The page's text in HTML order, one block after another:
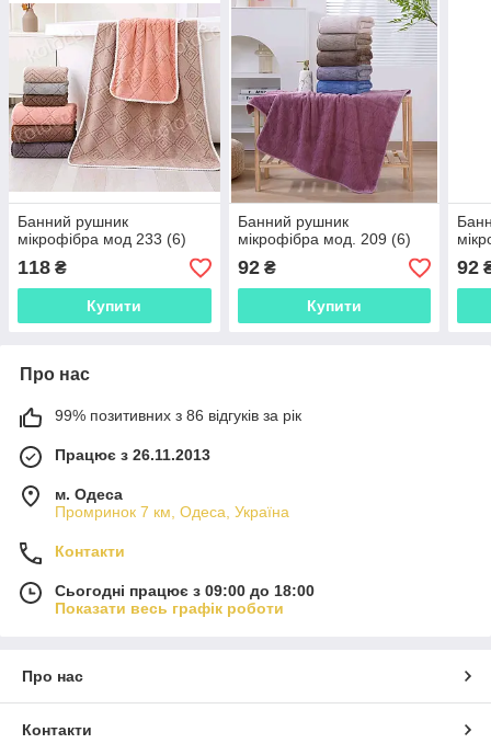
Банний рушник
мікрофібра мод 233 (6)
118 ₴
Купити
Банний рушник
мікрофібра мод. 209 (6)
92₴
Купити
92
Про нас
99% позитивних з 86 відгуків за рік
Працює з 26.11.2013
м. Одеса
Промринок 7 км, Одеса, Україна
Контакти
Сьогодні працює з 09:00 до 18:00
Показати весь графік роботи
Про нас
Контакти